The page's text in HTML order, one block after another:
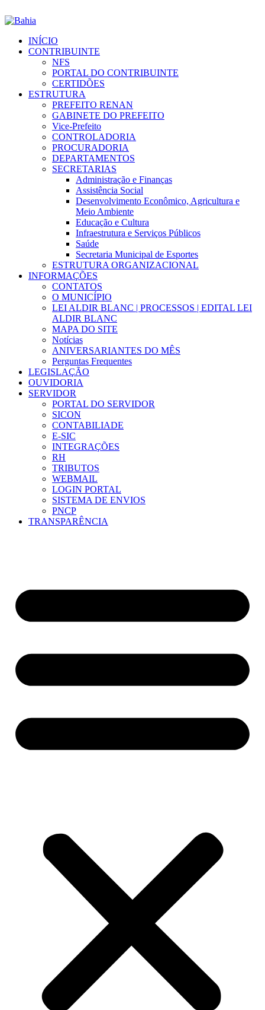
INÍCIO
CONTRIBUINTE
NFS
PORTAL DO CONTRIBUINTE
CERTIDÕES
ESTRUTURA
PREFEITO RENAN
GABINETE DO PREFEITO
Vice-Prefeito
CONTROLADORIA
PROCURADORIA
DEPARTAMENTOS
SECRETARIAS
Administração e Finanças
Assistência Social
Desenvolvimento Econômico, Agricultura e
Meio Ambiente
Educação e Cultura
Infraestrutura e Serviços Públicos
Saúde
Secretaria Municipal de Esportes
ESTRUTURA ORGANIZACIONAL
INFORMAÇÕES
CONTATOS
O MUNICÍPIO
LEI ALDIR BLANC | PROCESSOS | EDITAL LEI
ALDIR BLANC
MAPA DO SITE
Notícias
ANIVERSARIANTES DO MÊS
Perguntas Frequentes
LEGISLAÇÃO
OUVIDORIA
SERVIDOR
PORTAL DO SERVIDOR
SICON
CONTABILIADE
E-SIC
INTEGRAÇÕES
RH
TRIBUTOS
WEBMAIL
LOGIN PORTAL
SISTEMA DE ENVIOS
PNCP
TRANSPARÊNCIA